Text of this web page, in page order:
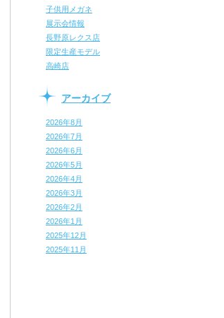
子供用メガネ
展示会情報
長野原レクス店
限定生産モデル
高崎店
アーカイブ
2026年8月
2026年7月
2026年6月
2026年5月
2026年4月
2026年3月
2026年2月
2026年1月
2025年12月
2025年11月